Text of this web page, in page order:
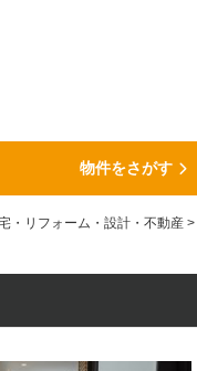
物件をさがす
・リフォーム・設計・不動産 >